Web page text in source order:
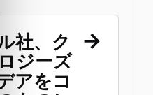
社、ク
ジーズ
アをコ